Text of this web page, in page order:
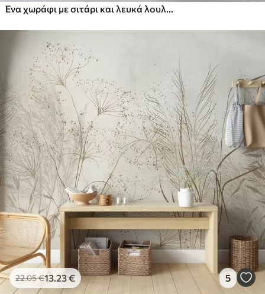
22.05€13 .23€ 5